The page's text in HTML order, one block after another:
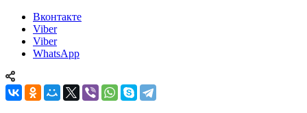
Вконтакте
Viber
Viber
WhatsApp